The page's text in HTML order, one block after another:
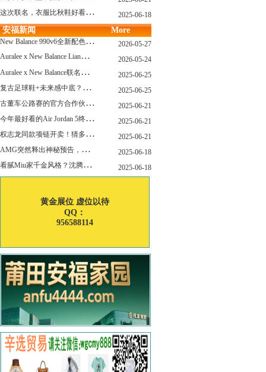
这
次联名，衣服比秋鞋好看？Nike x Patta 最新系列登场 2025-06-18
安福新闻 More
N
ew Balance 990v6全新配色发布！总统慢跑鞋再续传奇！ 2026-05-27
A
uralee x New Balance LianMing Kuang Re Bu Jian 2026-05-24
A
uralee x New Balance联名新作公布！主角是这双“小Miu Miu”？ 2025-06-25
复
古足球鞋+未来感中底？Mizuno这次有点东西！ 2025-06-25
古
董车公路赛的官方合作伙伴暨官方计时 非凡新作致敬竞速辉煌 2025-06-21
今
年最好看的Air Jordan 5终于公布发售日了！ 2025-06-21
权
志龙同款项链开卖！猜多少钱？ 2025-06-21
A
MG突然释出神秘预告，新电动超跑要来了？ 2025-06-18
看
腻Miu家千金风格？沈腾的Miu系老干部更适合男生朋友！ 2025-06-18
黄金展位 虚位以待
QQ：
956588114